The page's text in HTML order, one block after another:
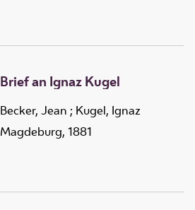
Brief an Ignaz Kugel
Becker, Jean ; Kugel, Ignaz
Magdeburg, 1881